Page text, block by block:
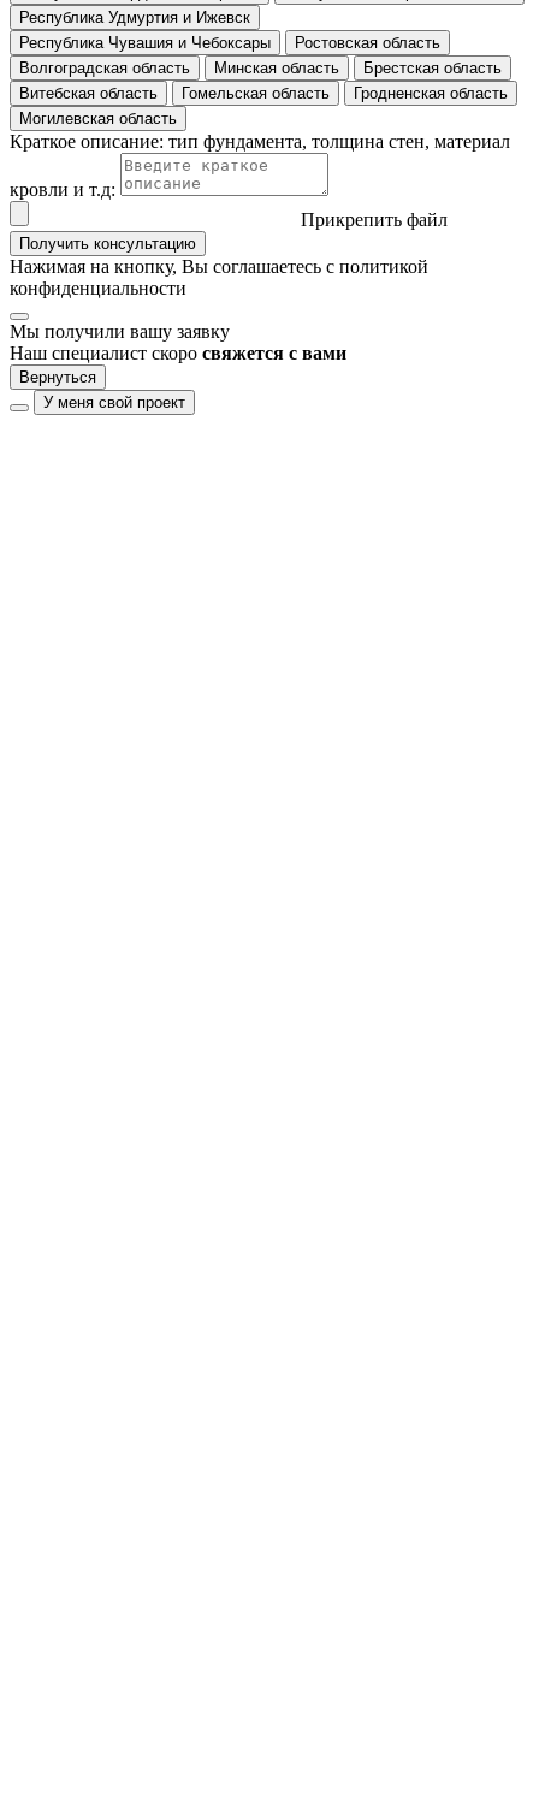
Республика Удмуртия и Ижевск
Республика Чувашия и Чебоксары
Ростовская область
Волгоградская область
Минская область
Брестская область
Витебская область
Гомельская область
Гродненская область
Могилевская область
Краткое описание: тип фундамента, толщина стен, материал
кровли и т.д:
Прикрепить файл
Получить консультацию
Нажимая на кнопку, Вы соглашаетесь с политикой
конфиденциальности
Мы получили вашу заявку
Наш специалист скоро свяжется с вами
Вернуться
У меня свой проект